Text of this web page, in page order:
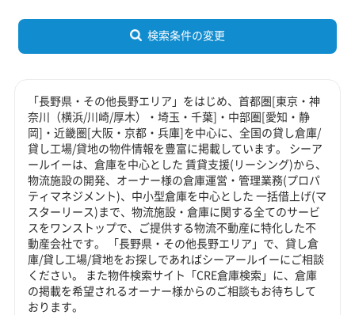
検索条件の変更
「長野県・その他長野エリア」をはじめ、首都圏[東京・神
奈川（横浜/川崎/厚木）・埼玉・千葉]・中部圏[愛知・静
岡]・近畿圏[大阪・京都・兵庫]を中心に、全国の貸し倉庫/
貸し工場/貸地の物件情報を豊富に掲載しています。 シーア
ールイーは、倉庫を中心とした 賃貸支援(リーシング)から、
物流施設の開発、オーナー様の倉庫運営・管理業務(プロパ
ティマネジメント)、中小型倉庫を中心とした 一括借上げ(マ
スターリース)まで、物流施設・倉庫に関する全てのサービ
スをワンストップで、ご提供する物流不動産に特化した不
動産会社です。 「長野県・その他長野エリア」で、貸し倉
庫/貸し工場/貸地をお探しであればシーアールイーにご相談
ください。 また物件検索サイト「CRE倉庫検索」に、倉庫
の掲載を希望されるオーナー様からのご相談もお待ちして
おります。